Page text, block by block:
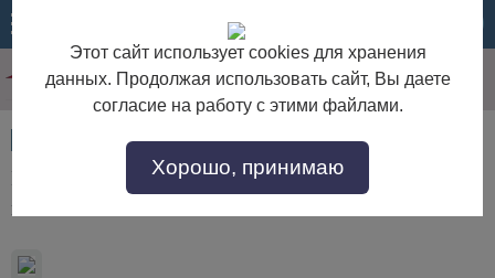
31922
Кровать "Лика" (1600) ММ-137-02/16 с мягким
изголовьем
Этот сайт использует cookies для хранения
данных. Продолжая использовать сайт, Вы даете
согласие на работу с этими файлами.
Хорошо, принимаю